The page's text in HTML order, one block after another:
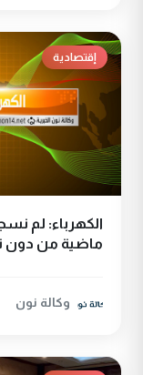
إقتصادية
الكهرباء: لم
ماضية من دون
وكالة نون